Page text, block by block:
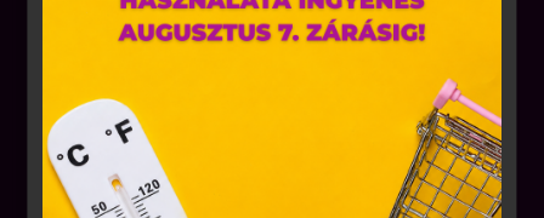
Üzletek
A „sütiket" az elektronikus hírközlésről szóló 2003.
összefüggő szolgáltatások egyes kérdéseiről szóló
2001. évi CVIII. törvény, valamint az Európai Unió
előírásainak megfelelően használjuk. Azon
weblapoknak, melyek az Európai Unió országain
belül működnek, a „sütik" használatához, és